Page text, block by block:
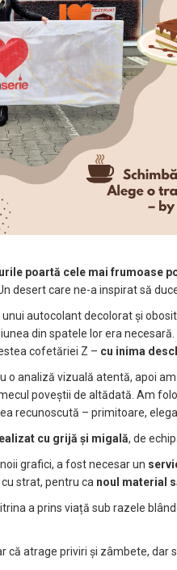
poartă cele mai frumoase
desert care ne-a inspirat să
autocolant decolorat și
din spatele lor era necesară.
cofetăriei Z – cu inima
o analiză vizuală atentă, apoi
poveștii de altădată. Am
recunoscută – primitoare,
cu grijă și migală, de
grafici, a fost necesar un
strat, pentru ca noul material
a prins viață sub razele
că atrage priviri și zâmbete, dar